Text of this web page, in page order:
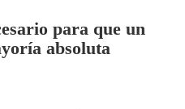
para que un
absoluta